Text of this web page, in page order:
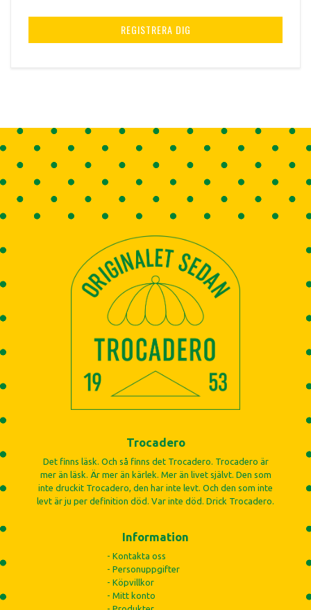
REGISTRERA DIG
Trocadero
Det finns läsk. Och så finns det Trocadero. Trocadero är
mer än läsk. Är mer än kärlek. Mer än livet självt. Den som
inte druckit Trocadero, den har inte levt. Och den som inte
levt är ju per definition död. Var inte död. Drick Trocadero.
Information
- Kontakta oss
- Personuppgifter
- Köpvillkor
- Mitt konto